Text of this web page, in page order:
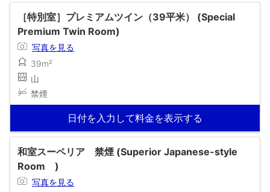
［特別室］プレミアムツイン（39平米） (Special
Premium Twin Room)
写真を見る
39m²
山
禁煙
日付を入力して料金を表示する
和室スーペリア 禁煙 (Superior Japanese-style
Room )
写真を見る